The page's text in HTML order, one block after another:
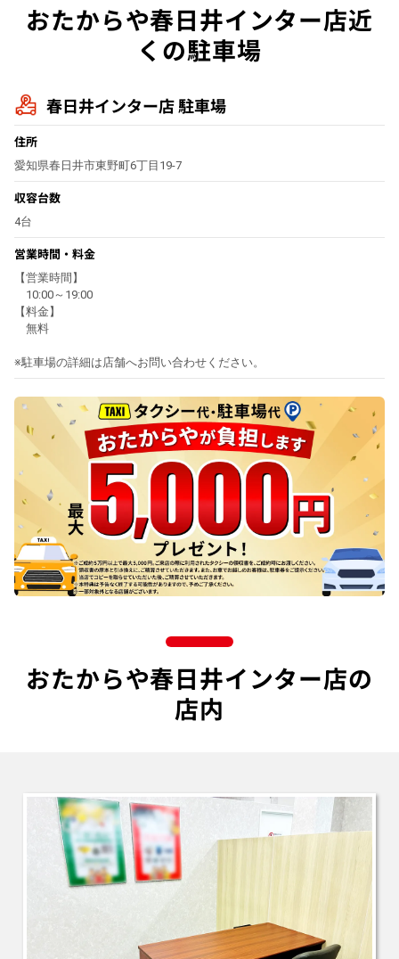
おたからや春日井インター店近
くの駐車場
春日井インター店 駐車場
住所
愛知県春日井市東野町6丁目19-7
収容台数
4台
営業時間・料金
【営業時間】
10:00～19:00
【料金】
無料
※駐車場の詳細は店舗へお問い合わせください。
おたからや春日井インター店の
店内